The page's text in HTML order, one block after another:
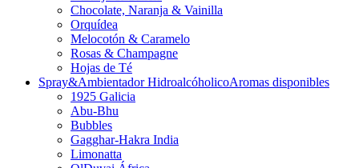
Chocolate, Naranja & Vainilla
Orquídea
Melocotón & Caramelo
Rosas & Champagne
Hojas de Té
Spray&Ambientador HidroalcóholicoAromas disponibles
1925 Galicia
Abu-Bhu
Bubbles
Gagghar-Hakra India
Limonatta